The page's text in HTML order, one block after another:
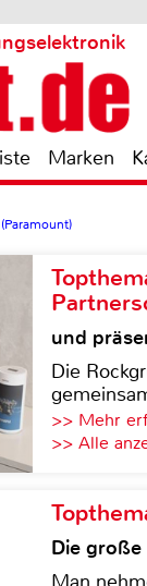
Marken
und
Die
>> Mehr
>> Alle
Die